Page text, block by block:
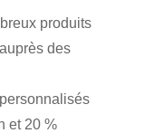
produits
des
et 20 %